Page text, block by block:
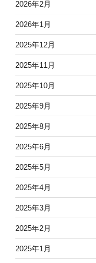
2026年2月
2026年1月
2025年12月
2025年11月
2025年10月
2025年9月
2025年8月
2025年6月
2025年5月
2025年4月
2025年3月
2025年2月
2025年1月